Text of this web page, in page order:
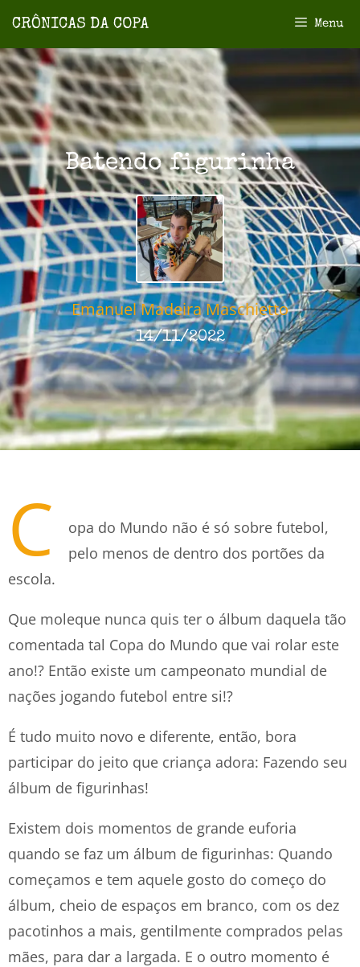
Menu
Batendo figurinha
Emanuel Madeira Maschietto
14/11/2022
C
opa do Mundo não é só sobre futebol,
pelo menos de dentro dos portões da
escola.
Que moleque nunca quis ter o álbum daquela tão
comentada tal Copa do Mundo que vai rolar este
ano!? Então existe um campeonato mundial de
nações jogando futebol entre si!?
É tudo muito novo e diferente, então, bora
participar do jeito que criança adora: Fazendo seu
álbum de figurinhas!
Existem dois momentos de grande euforia
quando se faz um álbum de figurinhas: Quando
começamos e tem aquele gosto do começo do
álbum, cheio de espaços em branco, com os dez
pacotinhos a mais, gentilmente comprados pelas
mães, para dar a largada. E o outro momento é